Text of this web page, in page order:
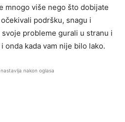
mnogo više nego što dobijate
podršku, snagu i
probleme gurali u stranu i
onda kada vam nije bilo lako.
nakon oglasa